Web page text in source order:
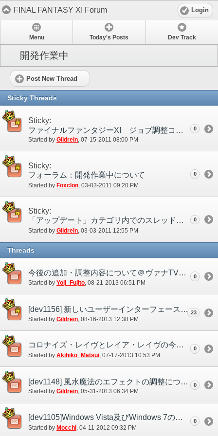
FINAL FANTASY XI Forum Login
Menu Today's Posts Dev Track
開発作業中
Post New Thread
Sticky Threads
Sticky:
ファイナルファンタジーXI ジョブ調整コンセプト
Started by Gildrein‎, 07-15-2011 08:00 PM
0
Sticky:
フォーラム：開発作業中について
Started by Foxclon ‎, 03-03-2011 09:20 PM
0
Sticky:
「アップデート」カテゴリ内でのスレッドの移動について
Started by Gildrein‎, 03-03-2011 12:55 PM
0
Threads
今後の追加・調整内容について＠ヴァナTVフェスティバル2013
Started by Yoji_Fujito‎, 08-21-2013 06:51 PM
0
[dev1156] 新しいユーザーインターフェースについて
Started by Gildrein ‎, 08-16-2013 12:38 PM
23
コロナイズ・レイヴとレイア・レイヴの今後の調整方針に ついて
Started by Akihiko_Matsui‎, 07-17-2013 10:53 PM
0
[dev1148] 風水魔法のエフェクトの調整について
Started by Gildrein‎, 05-31-2013 06:34 PM
0
[dev1105]Windows Vista及びWindows 7の日本語入力について
Started by Mocchi ‎, 04-11-2012 09:32 PM
0